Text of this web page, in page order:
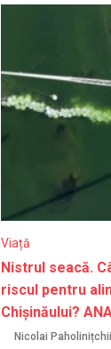
Viață
Nistrul seacă.
riscul pentru
Chișinăului?
Nicolai Paholinițchii